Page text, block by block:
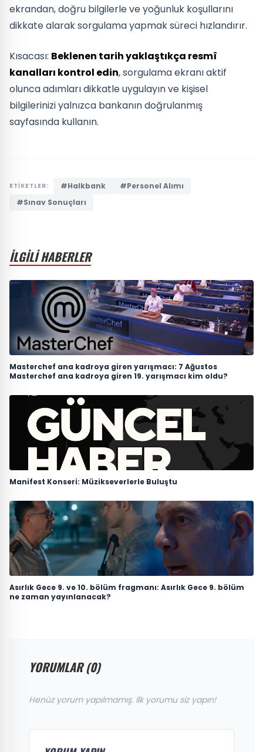
ekrandan, doğru bilgilerle ve yoğunluk koşullarını
dikkate alarak sorgulama yapmak süreci hızlandırır.
Kısacası: Beklenen tarih yaklaştıkça resmî
kanalları kontrol edin, sorgulama ekranı aktif
olunca adımları dikkatle uygulayın ve kişisel
bilgilerinizi yalnızca bankanın doğrulanmış
sayfasında kullanın.
ETİKETLER: #Halkbank
#Personel Alımı
#Sınav Sonuçları
İLGİLİ HABERLER
Masterchef ana kadroya giren yarışmacı: 7 Ağustos
Masterchef ana kadroya giren 19. yarışmacı kim oldu?
Manifest Konseri: Müzikseverlerle Buluştu
Asırlık Gece 9. ve 10. bölüm fragmanı: Asırlık Gece 9. bölüm
ne zaman yayınlanacak?
YORUMLAR (0)
Henüz yorum yapılmamış. İlk yorumu siz yapın!